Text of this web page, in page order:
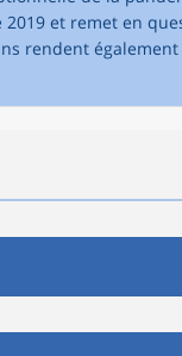
et remet en
rendent